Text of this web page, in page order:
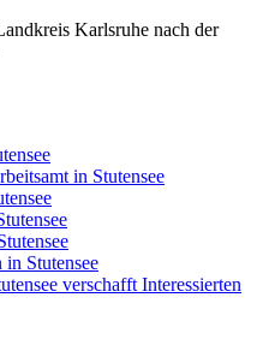
Karlsruhe nach der
in Stutensee
Stutensee
verschafft Interessierten